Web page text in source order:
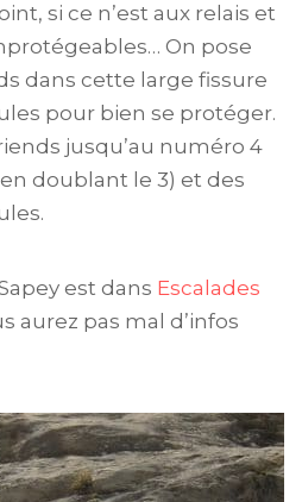
si ce n’est aux relais et
On pose
dans cette large fissure
pour bien se protéger.
jusqu’au numéro 4
doublant le 3) et des
est dans Escalades
aurez pas mal d’infos